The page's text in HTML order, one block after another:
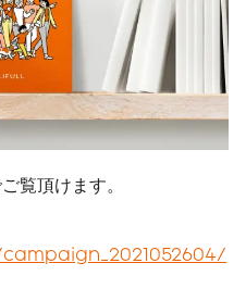
覧頂けます。